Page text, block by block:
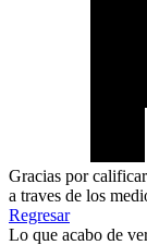
Gracias por
a traves de los
Regresar
Lo que acabo de